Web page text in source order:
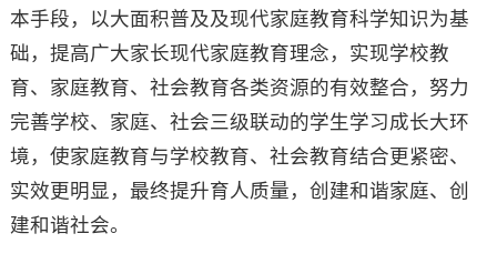
本手段，以大面积普及及现代家庭教育科学知识为基
础，提高广大家长现代家庭教育理念，实现学校教
育、家庭教育、社会教育各类资源的有效整合，努力
完善学校、家庭、社会三级联动的学生学习成长大环
境，使家庭教育与学校教育、社会教育结合更紧密、
实效更明显，最终提升育人质量，创建和谐家庭、创
建和谐社会。